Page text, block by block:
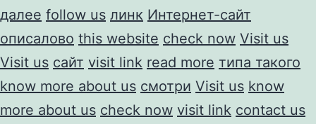
далее follow us линк Интернет-сайт
описалово this website check now Visit us
Visit us сайт visit link read more типа такого
know more about us смотри Visit us know
more about us check now visit link contact us